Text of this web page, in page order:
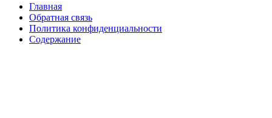
Главная
Обратная связь
Политика конфиденциальности
Содержание